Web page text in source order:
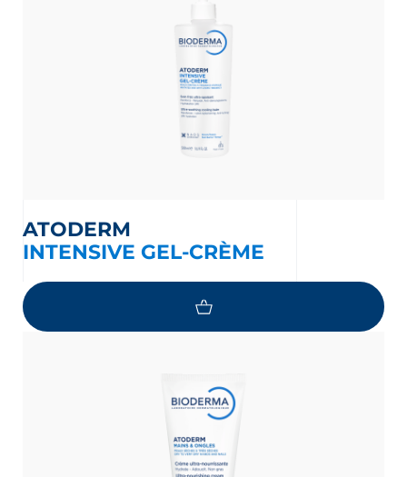
ATODERM
INTENSIVE GEL-CRÈME